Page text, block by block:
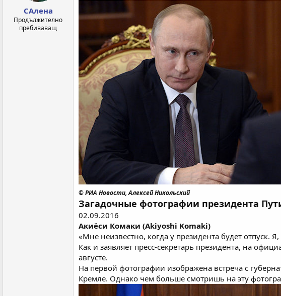
САлена
Продължително
пребиваващ
© РИА Новости, Алексей Никольский
Загадочные фотографии президента
02.09.2016
Акиёси Комаки (Akiyoshi Komaki)
«Мне неизвестно, когда у президента будет отпуск.
Как и заявляет пресс-секретарь президента, на
августе.
На первой фотографии изображена встреча с
Кремле. Однако чем больше смотришь на эту